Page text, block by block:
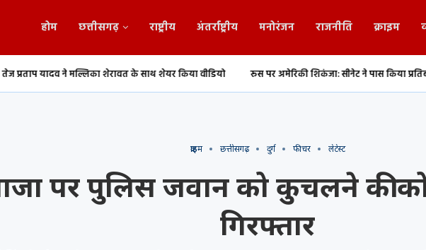
होम छत्तीसगढ़ राष्ट्रीय अंतर्राष्ट्रीय मनोरंजन राजनीति क्राइम
शेरावत के साथ शेयर किया वीडियो रूस पर अमेरिकी शिकंजा: सीनेट ने पास किया प्रतिबंध बिल
क्राइम छत्तीसगढ़ दुर्ग फीचर लेटेस्ट
पर पुलिस जवान को कुचलने की
गिरफ्तार